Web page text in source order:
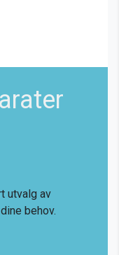
utvalg av
behov.